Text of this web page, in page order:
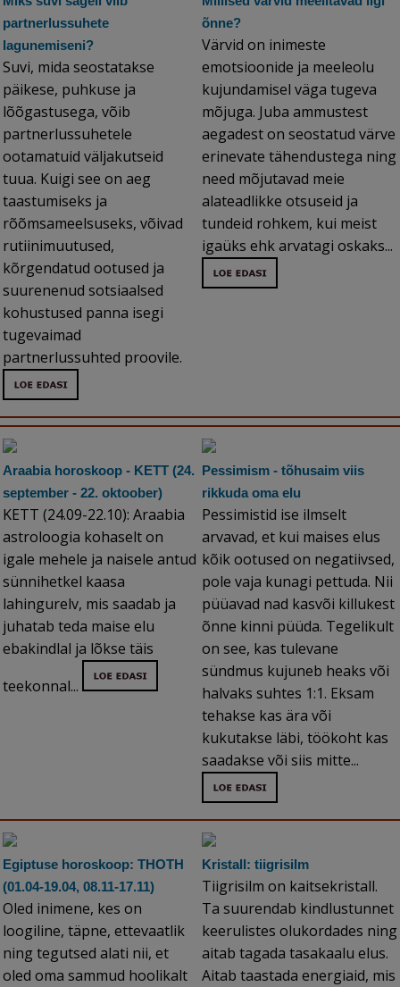
partnerlussuhete
lagunemiseni?
Suvi, mida seostatakse
päikese, puhkuse ja
lõõgastusega, võib
partnerlussuhetele
ootamatuid väljakutseid
tuua. Kuigi see on aeg
taastumiseks ja
rõõmsameelsuseks, võivad
rutiinimuutused,
kõrgendatud ootused ja
suurenenud sotsiaalsed
kohustused panna isegi
tugevaimad
partnerlussuhted proovile.
õnne?
Värvid on inimeste
emotsioonide ja meeleolu
kujundamisel väga tugeva
mõjuga. Juba ammustest
aegadest on seostatud värve
erinevate tähendustega ning
need mõjutavad meie
alateadlikke otsuseid ja
tundeid rohkem, kui meist
igaüks ehk arvatagi oskaks...
Araabia horoskoop - KETT (24.
september - 22. oktoober)
KETT (24.09-22.10): Araabia
astroloogia kohaselt on
igale mehele ja naisele antud
sünnihetkel kaasa
lahingurelv, mis saadab ja
juhatab teda maise elu
ebakindlal ja lõkse täis
teekonnal...
Pessimism - tõhusaim viis
rikkuda oma elu
Pessimistid ise ilmselt
arvavad, et kui maises elus
kõik ootused on negatiivsed,
pole vaja kunagi pettuda. Nii
püüavad nad kasvõi killukest
õnne kinni püüda. Tegelikult
on see, kas tulevane
sündmus kujuneb heaks või
halvaks suhtes 1:1. Eksam
tehakse kas ära või
kukutakse läbi, töökoht kas
saadakse või siis mitte...
Egiptuse horoskoop: THOTH
(01.04-19.04, 08.11-17.11)
Oled inimene, kes on
loogiline, täpne, ettevaatlik
ning tegutsed alati nii, et
oled oma sammud hoolikalt
Kristall: tiigrisilm
Tiigrisilm on kaitsekristall.
Ta suurendab kindlustunnet
keerulistes olukordades ning
aitab tagada tasakaalu elus.
Aitab taastada energiaid, mis